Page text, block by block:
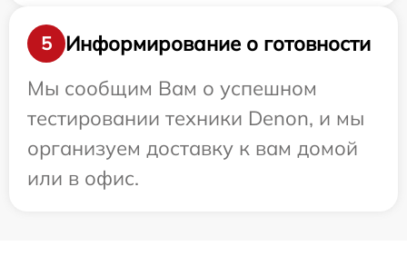
5
Информирование о готовности
Мы сообщим Вам о успешном
тестировании техники Denon, и мы
организуем доставку к вам домой
или в офис.